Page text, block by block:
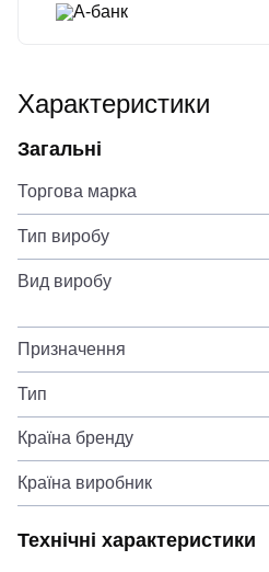
А-банк
Характеристики
Загальні
Торгова марка
Тип виробу
Вид виробу
Призначення
Тип
Країна бренду
Країна виробник
Технічні характеристики